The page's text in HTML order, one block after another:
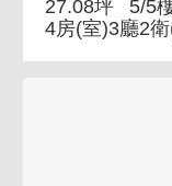
27.08坪
5/5
4房(室)3廳2衛